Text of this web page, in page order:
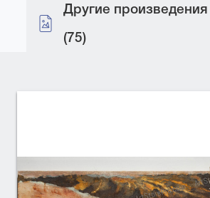
Другие
(75)